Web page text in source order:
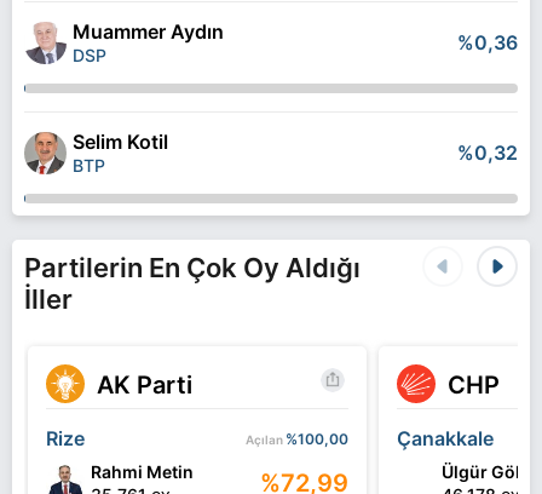
Muammer Aydın
DSP
%0,36
Selim Kotil
BTP
%0,32
Partilerin En Çok Oy Aldığı
İller
AK Parti
Rize Açılan %100,00
Rahmi Metin
%72,99
CHP
Çanakkale
Ülgür